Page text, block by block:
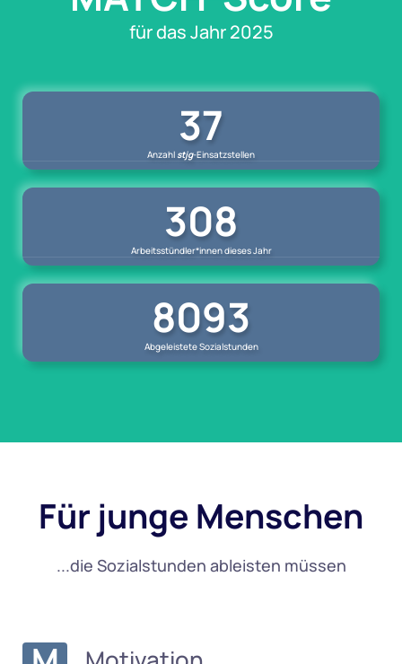
für das Jahr 2025
37
Anzahl stjg-Einsatzstellen
308
Arbeitsstündler*innen dieses Jahr
8093
Abgeleistete Sozialstunden
Für junge Menschen
...die Sozialstunden ableisten müssen